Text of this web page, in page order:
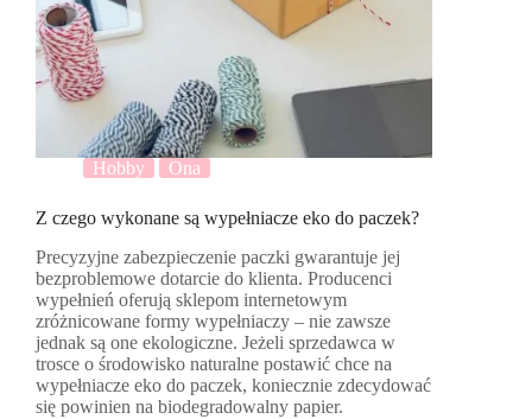
Hobby Ona
Z czego wykonane są wypełniacze eko do paczek?
Precyzyjne zabezpieczenie paczki gwarantuje jej
bezproblemowe dotarcie do klienta. Producenci
wypełnień oferują sklepom internetowym
zróżnicowane formy wypełniaczy – nie zawsze
jednak są one ekologiczne. Jeżeli sprzedawca w
trosce o środowisko naturalne postawić chce na
wypełniacze eko do paczek, koniecznie zdecydować
się powinien na biodegradowalny papier.